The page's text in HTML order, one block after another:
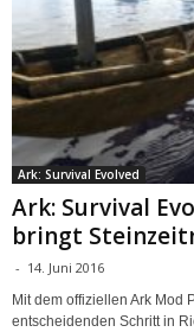
Ark: Survival Evolved
Ark: Survival
bringt
- 14. Juni 2016
Mit dem offiziellen Ark Mod
entscheidenden Schritt in